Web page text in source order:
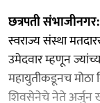
छत्रपती संभाजीनगर:
स्वराज्य संस्था
उमेदवार म्हणून
महायुतीकडूनच मोठा
शिवसेनेचे नेते अर्जुन